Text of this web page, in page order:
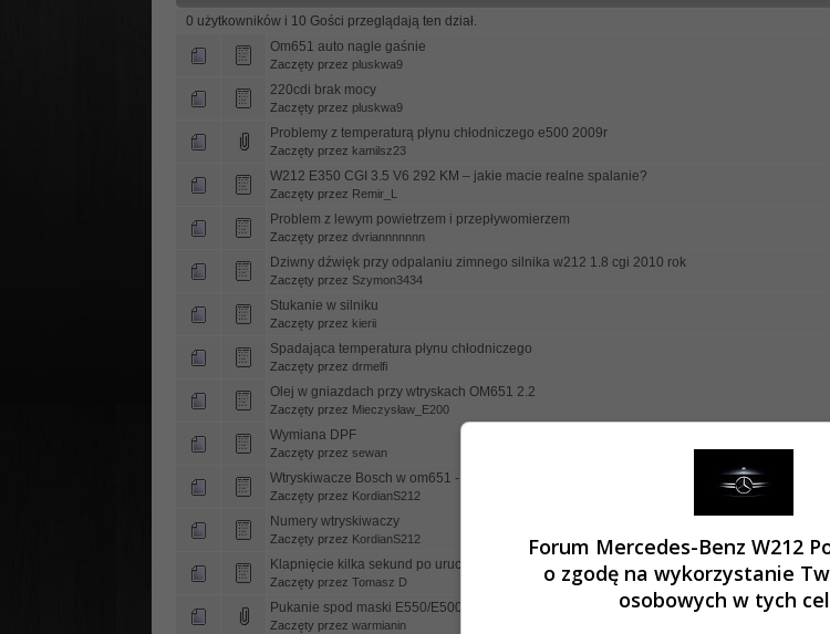
0 użytkowników i 10 Gości przeglądają ten dział.
Om651 auto nagle gaśnie
Zaczęty przez pluskwa9
220cdi brak mocy
Zaczęty przez pluskwa9
Problemy z temperaturą płynu chłodniczego e500 2009r
Zaczęty przez kamilsz23
W212 E350 CGI 3.5 V6 292 KM – jakie macie realne spalanie?
Zaczęty przez Remir_L
Problem z lewym powietrzem i przepływomierzem
Zaczęty przez dvriannnnnnn
Dziwny dźwięk przy odpalaniu zimnego silnika w212 1.8 cgi 2010 rok
Zaczęty przez Szymon3434
Stukanie w silniku
Zaczęty przez kierii
Spadająca temperatura płynu chłodniczego
Zaczęty przez drmelfi
Olej w gniazdach przy wtryskach OM651 2.2
Zaczęty przez Mieczysław_E200
Wymiana DPF
Zaczęty przez sewan
Wtryskiwacze Bosch w om651 - regenerować czy kupić nowe?
Zaczęty przez KordianS212
Numery wtryskiwaczy
Zaczęty przez KordianS212
Klapnięcie kilka sekund po uruchomieniu silnika
Zaczęty przez Tomasz D
Pukanie spod maski E550/E500 C207 2010r.
Zaczęty przez warmianin
Forum Mercedes-Benz W212
o zgodę na wykorzystanie
osobowych w tych